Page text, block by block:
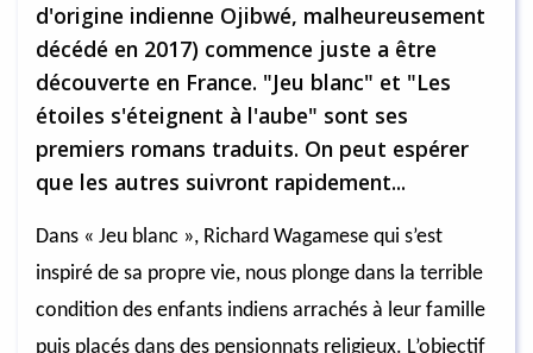
d'origine indienne Ojibwé, malheureusement
décédé en 2017) commence juste a être
découverte en France. "Jeu blanc" et "Les
étoiles s'éteignent à l'aube" sont ses
premiers romans traduits. On peut espérer
que les autres suivront rapidement...
Dans « Jeu blanc », Richard Wagamese qui s’est
inspiré de sa propre vie, nous plonge dans la terrible
condition des enfants indiens arrachés à leur famille
puis placés dans des pensionnats religieux. L’objectif